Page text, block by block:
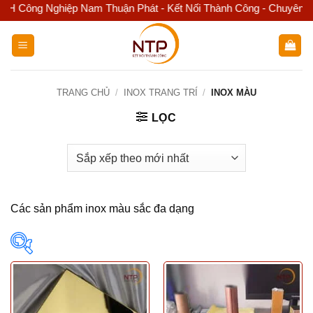
Bỏ
dung
Công Nghiệp Nam Thuận Phát - Kết Nối Thành Công - Chuyên
TRANG CHỦ / INOX TRANG TRÍ / INOX MÀU
LỌC
Các sản phẩm inox màu sắc đa dạng